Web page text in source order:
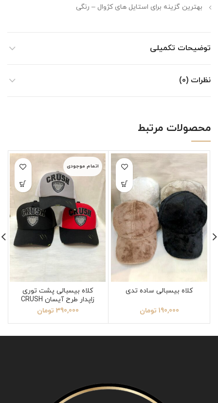
بهترین گزینه برای استایل های کژوال – رنگی
توضیحات تکمیلی
نظرات (0)
محصولات مرتبط
کلاه بیسبالی ساده تدی
190,000 تومان
اتمام موجودی
کلاه بیسبالی پشت توری
زاپدار طرح آیسان CRUSH
390,000 تومان